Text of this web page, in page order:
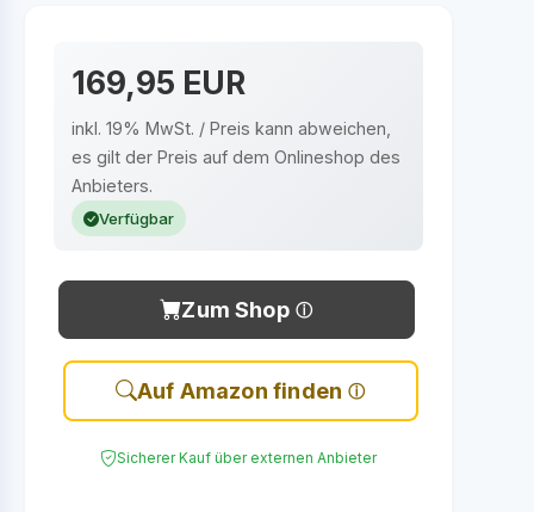
169,95 EUR
inkl. 19% MwSt. / Preis kann abweichen,
es gilt der Preis auf dem Onlineshop des
Anbieters.
Verfügbar
Zum Shop
Auf Amazon finden
Sicherer Kauf über externen Anbieter